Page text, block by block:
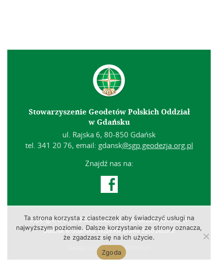
Stowarzyszenie Geodetów Polskich Oddział
w Gdańsku
ul. Rajska 6, 80-850 Gdańsk
tel. 341 20 76, email: gdansk@sgp.geodezja.org.pl
Znajdź nas na:

Copyright © 2013-2026 Stowarzyszenie Geodetów Polskich
Oddział w Gdańsku. Wszelkie prawa zastrzeżone
projektantstron.pl
Ta strona korzysta z ciasteczek aby świadczyć usługi na
najwyższym poziomie. Dalsze korzystanie ze strony oznacza,
że zgadzasz się na ich użycie.
Zgoda